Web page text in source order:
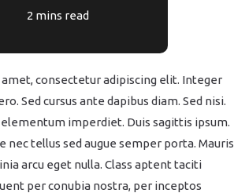
2 mins read
consectetur adipiscing elit. Integer
Sed cursus ante dapibus diam. Sed nisi.
imperdiet. Duis sagittis ipsum.
nec tellus sed augue semper porta. Mauris
arcu eget nulla. Class aptent taciti
per conubia nostra, per inceptos